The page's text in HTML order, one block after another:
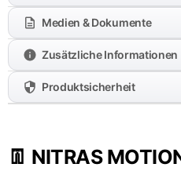
Medien & Dokumente
Zusätzliche Informationen
Produktsicherheit
👖 NITRAS